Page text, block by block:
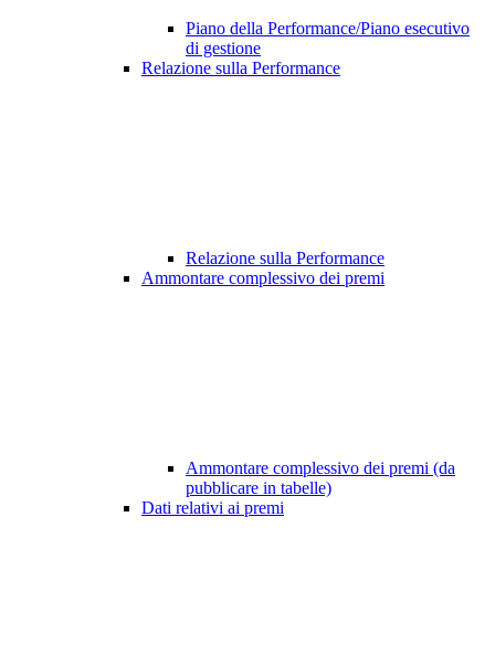
Piano della Performance/Piano esecutivo
di gestione
Relazione sulla Performance
Relazione sulla Performance
Ammontare complessivo dei premi
Ammontare complessivo dei premi (da
pubblicare in tabelle)
Dati relativi ai premi